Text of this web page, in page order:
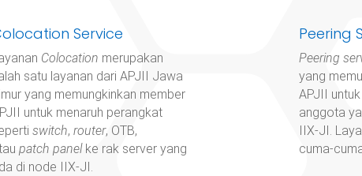
Service
Colocation merupakan
satu layanan dari APJII Jawa
yang memungkinkan member
untuk menaruh perangkat
switch, router, OTB,
patch panelke rak server yang
di node IIX-JI.
Peering
Peering
yang
APJII
anggota
IIX-JI.
cuma-